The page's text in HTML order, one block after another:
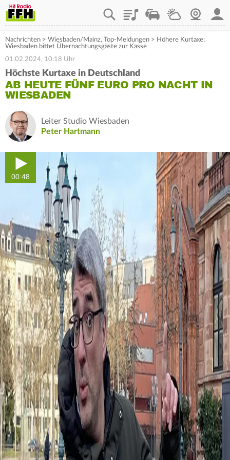
PlaylistStaupilotWetterWebcam
Nachrichten > Wiesbaden/Mainz, Top-Meldungen > Höhere Kurtaxe:
Wiesbaden bittet Übernachtungsgäste zur Kasse
01.02.2024, 10:18 Uhr
Höchste Kurtaxe in Deutschland
AB HEUTE FÜNF EURO PRO NACHT IN
WIESBADEN
Leiter Studio Wiesbaden
Peter Hartmann
00:48